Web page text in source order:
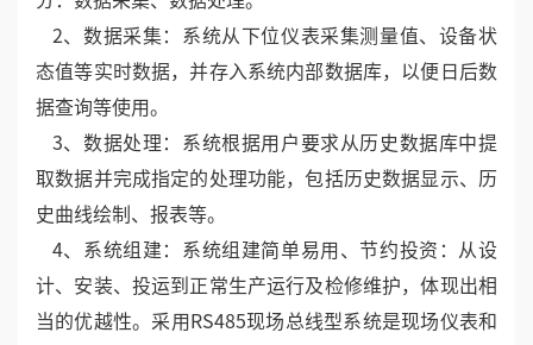
所有控制功能与数据信息都在控制室计算机上统一管
理、分配。在计算机上对车间控制仪表进行全方位的监
控，数据采集和各项事务的处理。
1、软件结构：软件的内部结构可分为以下俩个部
分：数据采集、数据处理。
2、数据采集：系统从下位仪表采集测量值、设备状
态值等实时数据，并存入系统内部数据库，以便日后数
据查询等使用。
3、数据处理：系统根据用户要求从历史数据库中提
取数据并完成指定的处理功能，包括历史数据显示、历